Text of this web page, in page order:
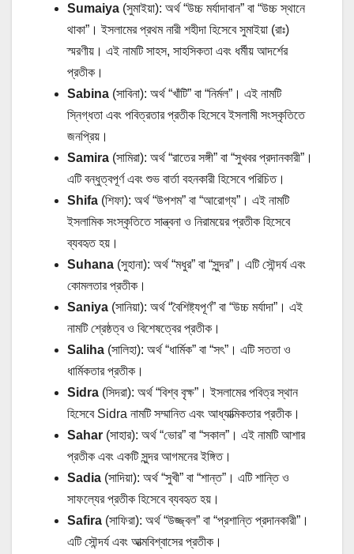
Sumaiya (সুমাইয়া): অর্থ “উচ্চ মর্যাদাবান” বা “উচ্চ স্থানে
থাকা”। ইসলামের প্রথম নারী শহীদা হিসেবে সুমাইয়া (রাঃ)
স্মরণীয়। এই নামটি সাহস, সাহসিকতা এবং ধর্মীয় আদর্শের
প্রতীক।
Sabina (সাবিনা): অর্থ “খাঁটি” বা “নির্মল”। এই নামটি
স্নিগ্ধতা এবং পবিত্রতার প্রতীক হিসেবে ইসলামী সংস্কৃতিতে
জনপ্রিয়।
Samira (সামিরা): অর্থ “রাতের সঙ্গী” বা “সুখবর প্রদানকারী”।
এটি বন্ধুত্বপূর্ণ এবং শুভ বার্তা বহনকারী হিসেবে পরিচিত।
Shifa (শিফা): অর্থ “উপশম” বা “আরোগ্য”। এই নামটি
ইসলামিক সংস্কৃতিতে সান্ত্বনা ও নিরাময়ের প্রতীক হিসেবে
ব্যবহৃত হয়।
Suhana (সুহানা): অর্থ “মধুর” বা “সুন্দর”। এটি সৌন্দর্য এবং
কোমলতার প্রতীক।
Saniya (সানিয়া): অর্থ “বৈশিষ্ট্যপূর্ণ” বা “উচ্চ মর্যাদা”। এই
নামটি শ্রেষ্ঠত্ব ও বিশেষত্বের প্রতীক।
Saliha (সালিহা): অর্থ “ধার্মিক” বা “সৎ”। এটি সততা ও
ধার্মিকতার প্রতীক।
Sidra (সিদরা): অর্থ “বিশ্ব বৃক্ষ”। ইসলামের পবিত্র স্থান
হিসেবে Sidra নামটি সম্মানিত এবং আধ্যাত্মিকতার প্রতীক।
Sahar (সাহার): অর্থ “ভোর” বা “সকাল”। এই নামটি আশার
প্রতীক এবং একটি সুন্দর আগমনের ইঙ্গিত।
Sadia (সাদিয়া): অর্থ “সুখী” বা “শান্ত”। এটি শান্তি ও
সাফল্যের প্রতীক হিসেবে ব্যবহৃত হয়।
Safira (সাফিরা): অর্থ “উজ্জ্বল” বা “প্রশান্তি প্রদানকারী”।
এটি সৌন্দর্য এবং আত্মবিশ্বাসের প্রতীক।